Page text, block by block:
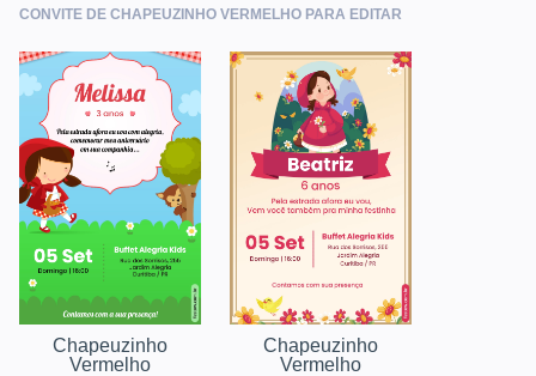
CONVITE DE CHAPEUZINHO VERMELHO PARA EDITAR
Chapeuzinho
Vermelho
Chapeuzinho
Vermelho